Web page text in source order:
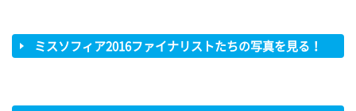
ミスソフィア2016ファイナリストたちの写真を見る！